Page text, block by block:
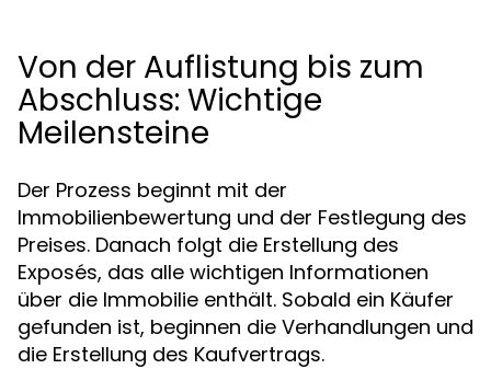
Von der Auflistung bis zum
Abschluss: Wichtige
Meilensteine
Der Prozess beginnt mit der
Immobilienbewertung und der Festlegung des
Preises. Danach folgt die Erstellung des
Exposés, das alle wichtigen Informationen
über die Immobilie enthält. Sobald ein Käufer
gefunden ist, beginnen die Verhandlungen und
die Erstellung des Kaufvertrags.